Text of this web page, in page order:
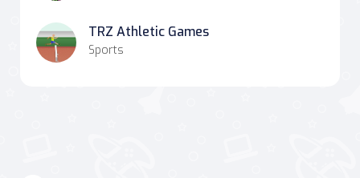
TRZ Athletic Games
Sports